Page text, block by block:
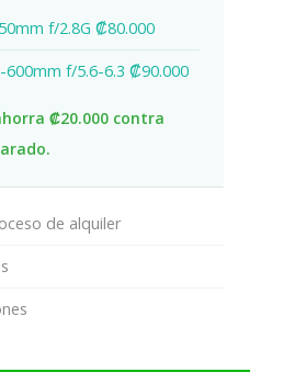
f/2.8G ₡80.000
600mm f/5.6-6.3 ₡90.000
₡20.000 contra
de alquiler